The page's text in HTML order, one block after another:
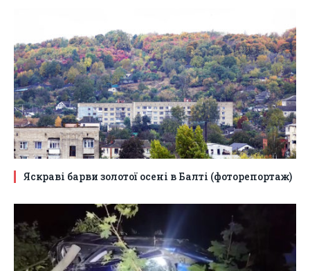
Яскраві барви золотої осені в Балті (фоторепортаж)